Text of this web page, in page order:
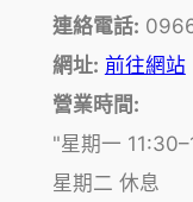
連絡電話:
網址: 前往網站
營業時間:
"星期一
星期二 休息